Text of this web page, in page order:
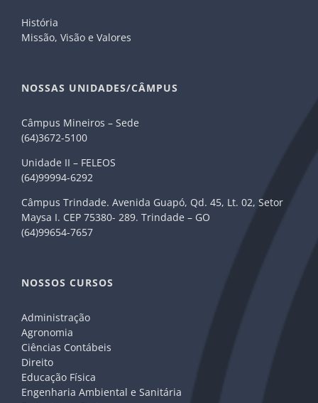
História
Missão, Visão e Valores
NOSSAS UNIDADES/CÂMPUS
Câmpus Mineiros – Sede
(64)3672-5100
Unidade II – FELEOS
(64)99994-6292
Câmpus Trindade. Avenida Guapó, Qd. 45, Lt. 02, Setor
Maysa I. CEP 75380- 289. Trindade – GO
(64)99654-7657
NOSSOS CURSOS
Administração
Agronomia
Ciências Contábeis
Direito
Educação Física
Engenharia Ambiental e Sanitária